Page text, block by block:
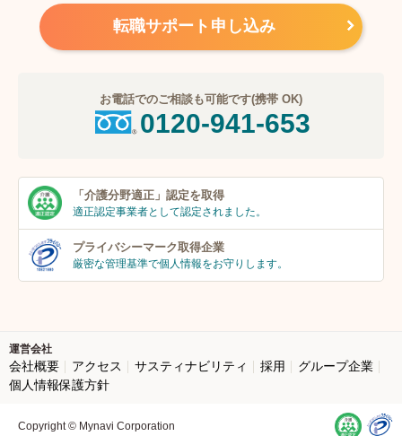
転職サポート申し込み
お電話でのご相談も可能です(携帯 OK)
0120-941-653
「介護分野適正」 認定を取得
適正認定事業者として認定されました。
プライバシーマーク取得企業
厳密な管理基準で個人情報をお守りします。
運営会社
会社概要 アクセス サスティナビリティ 採用
グループ企業
個人情報保護方針
Copyright © Mynavi Corporation